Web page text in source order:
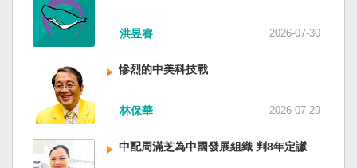
洪昱睿 2026-07-30
慘烈的中美科技戰
林保華 2026-07-29
中配周滿芝為中國發展組織 判8年定讞